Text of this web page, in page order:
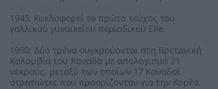
1945: Κυκλοφορεί το πρώτο τεύχος του
γαλλικού γυναικείου περιοδικού Elle.
1950: Δύο τρένα συγκρούονται στη Βρετανική
Κολομβία του Καναδά με απολογισμό 21
νεκρούς, μεταξύ των οποίων 17 Καναδοί
στρατιώτες που προορίζονταν για την Κορέα.